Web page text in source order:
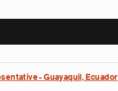
- Guayaquil, Ecuador